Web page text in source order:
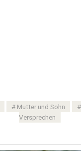
Mutter und Sohn
Versprechen